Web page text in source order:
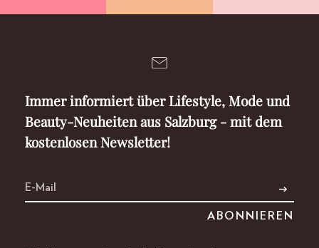
Immer informiert über Lifestyle, Mode und
Beauty-Neuheiten aus Salzburg - mit dem
kostenlosen Newsletter!